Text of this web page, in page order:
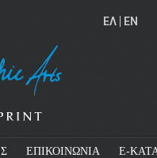
EΛ EN
ΕΠΙΚΟΙΝΩΝΙΑ E-